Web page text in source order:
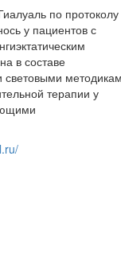
по протоколу
у пациентов с
в составе
световыми
терапии у